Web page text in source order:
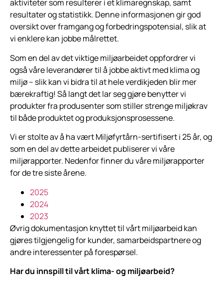
aktiviteter som resulterer i et klimaregnskap, samt
resultater og statistikk. Denne informasjonen gir god
oversikt over framgang og forbedringspotensial, slik at
vi enklere kan jobbe målrettet.
Som en del av det viktige miljøarbeidet oppfordrer vi
også våre leverandører til å jobbe aktivt med klima og
miljø – slik kan vi bidra til at hele verdikjeden blir mer
bærekraftig! Så langt det lar seg gjøre benytter vi
produkter fra produsenter som stiller strenge miljøkrav
til både produktet og produksjonsprosessene.
Vi er stolte av å ha vært Miljøfyrtårn-sertifisert i 25 år, og
som en del av dette arbeidet publiserer vi våre
miljørapporter. Nedenfor finner du våre miljørapporter
for de tre siste årene.
2025
2024
2023
Øvrig dokumentasjon knyttet til vårt miljøarbeid kan
gjøres tilgjengelig for kunder, samarbeidspartnere og
andre interessenter på forespørsel.
Har du innspill til vårt klima- og miljøarbeid?